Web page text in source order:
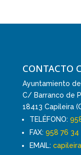
CONTACTO
Ayuntamiento
C/ Barranco de
18413 Capileira
TELÉFONO:
FAX: 958 76 34
EMAIL: